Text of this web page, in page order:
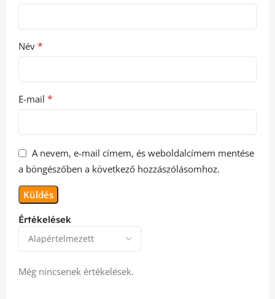
Értékelések
Még nincsenek értékelések.
Név *
E-mail *
A nevem, e-mail címem, és weboldalcímem mentése
a böngészőben a következő hozzászólásomhoz.